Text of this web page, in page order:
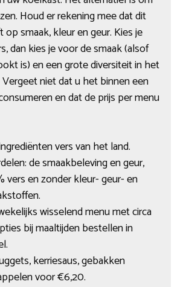
Houd er rekening mee dat dit
smaak, kleur en geur. Kies je
dan kies je voor de smaak (alsof
is) en een grote diversiteit in het
niet dat u het binnen een
en dat de prijs per menu
vers van het land.
de smaakbeleving en geur,
vers en zonder kleur- geur- en
wisselend menu met circa
bij maaltijden bestellen in
kerriesaus, gebakken
voor €6,20.